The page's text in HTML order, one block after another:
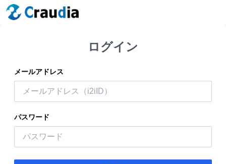
ログイン
メールアドレス
パスワード